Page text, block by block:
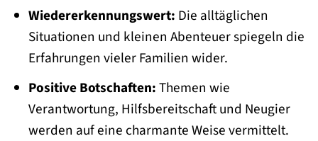
Wiedererkennungswert: Die alltäglichen
Situationen und kleinen Abenteuer spiegeln die
Erfahrungen vieler Familien wider.
Positive Botschaften:Themen wie
Verantwortung, Hilfsbereitschaft und Neugier
werden auf eine charmante Weise vermittelt.